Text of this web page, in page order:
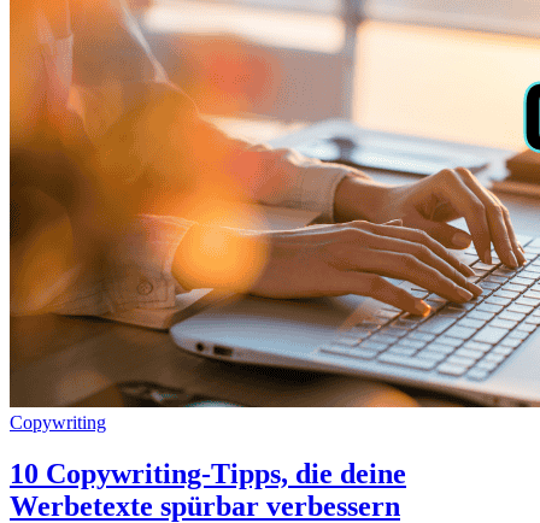
Copywriting
10 Copywriting-Tipps, die deine
Werbetexte spürbar verbessern